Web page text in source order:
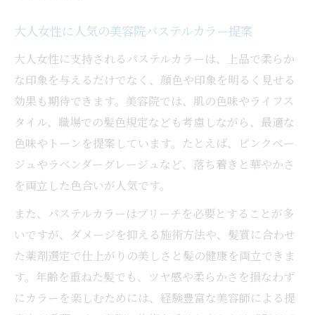
ツヤ髪へ導く美容院のプロ技を知ろう
美容院でツヤ髪を実現する施術の流れ
髪質改善とパステルカラーの相性ポイント
美容院プロが教えるツヤ髪ケアの秘訣
パステルカラーでもツヤを保つ美容院技術
美容院ならではのトリートメントの魅力
うねりとパサつき対策は美容院で解決
美容院でのうねり・パサつき改善ケア法
美容院選びで重視したい髪質改善の実力
パステルカラー施術時の髪質保護ポイント
美容院メニューで選ぶうねり対策のコツ
美容院で相談できる髪のパサつき原因
大人女性に人気の美容院パステルカラー提案
大人女性に支持されるパステルカラーは、上品で柔らか
な印象を与えるだけでなく、顔色や印象を明るく見せる
効果も期待できます。美容院では、肌の色味やライフス
タイル、職場での髪色規定なども考慮しながら、最適な
色味やトーンを提案しています。たとえば、ピンクベー
ジュやラベンダーグレージュなど、落ち着きと華やかさ
を両立した色合いが人気です。
また、パステルカラーはブリーチを必要とすることが多
いですが、ダメージを抑える施術方法や、髪質に合わせ
た薬剤選定で仕上がりの美しさと髪の健康を両立できま
す。年齢を重ねた髪でも、ツヤ感や柔らかさを損なわず
にカラーを楽しむためには、経験豊富な美容師による提